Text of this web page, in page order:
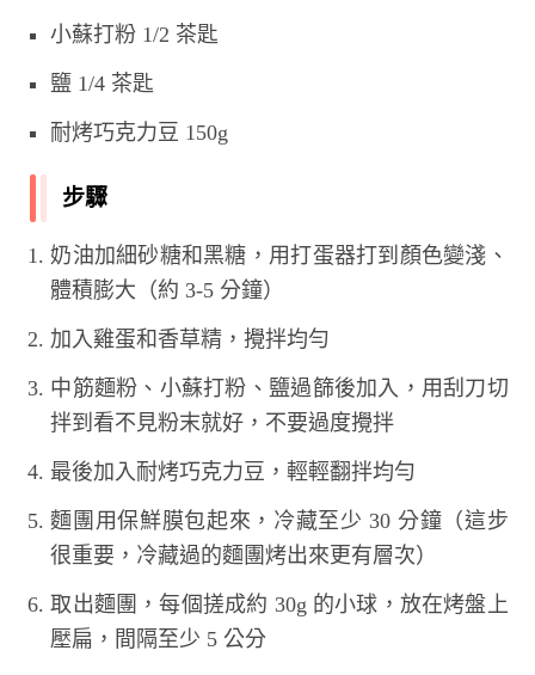
小蘇打粉 1/2 茶匙
鹽 1/4 茶匙
耐烤巧克力豆 150g
步驟
奶油加細砂糖和黑糖，用打蛋器打到顏色變淺、
體積膨大（約 3-5 分鐘）
加入雞蛋和香草精，攪拌均勻
中筋麵粉、小蘇打粉、鹽過篩後加入，用刮刀切
拌到看不見粉末就好，不要過度攪拌
最後加入耐烤巧克力豆，輕輕翻拌均勻
麵團用保鮮膜包起來，冷藏至少 30 分鐘（這步
很重要，冷藏過的麵團烤出來更有層次）
取出麵團，每個搓成約 30g 的小球，放在烤盤上
壓扁，間隔至少 5 公分